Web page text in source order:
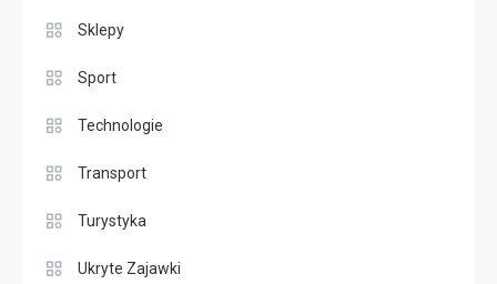
Sklepy
Sport
Technologie
Transport
Turystyka
Ukryte Zajawki